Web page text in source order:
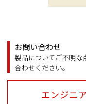
角丸ジョ
NCノード
お問い合わせ
製品についてご不明な
合わせください。
エンジニ